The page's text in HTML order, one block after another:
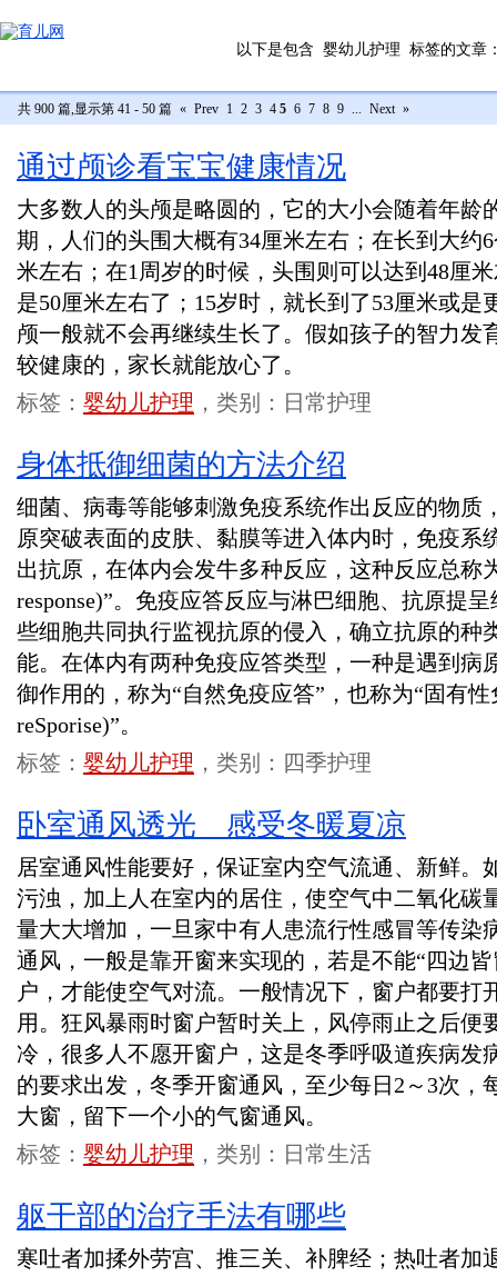
以下是包含 婴幼儿护理 标签的文章
共 900 篇,显示第 41 - 50 篇 « Prev 1 2 3 4 5 6 7 8 9 ... Next »
通过颅诊看宝宝健康情况
大多数人的头颅是略圆的，它的大小会随着年龄
期，人们的头围大概有34厘米左右；在长到大约
米左右；在1周岁的时候，头围则可以达到48厘
是50厘米左右了；15岁时，就长到了53厘米或是
颅一般就不会再继续生长了。假如孩子的智力发
较健康的，家长就能放心了。
标签： 婴幼儿护理 ，类别：日常护理
身体抵御细菌的方法介绍
细菌、病毒等能够刺激免疫系统作出反应的物质
原突破表面的皮肤、黏膜等进入体内时，免疫系
出抗原，在体内会发牛多种反应，这种反应总称
response)”。免疫应答反应与淋巴细胞、抗原提
些细胞共同执行监视抗原的侵入，确立抗原的种
能。在体内有两种免疫应答类型，一种是遇到病
御作用的，称为“自然免疫应答”，也称为“固有性
reSporise)”。
标签： 婴幼儿护理 ，类别：四季护理
卧室通风透光 感受冬暖夏凉
居室通风性能要好，保证室内空气流通、新鲜。
污浊，加上人在室内的居住，使空气中二氧化碳
量大大增加，一旦家中有人患流行性感冒等传染
通风，一般是靠开窗来实现的，若是不能“四边
户，才能使空气对流。一般情况下，窗户都要打
用。狂风暴雨时窗户暂时关上，风停雨止之后便
冷，很多人不愿开窗户，这是冬季呼吸道疾病发
的要求出发，冬季开窗通风，至少每日2～3次，
大窗，留下一个小的气窗通风。
标签： 婴幼儿护理 ，类别：日常生活
躯干部的治疗手法有哪些
寒吐者加揉外劳宫、推三关、补脾经；热吐者加